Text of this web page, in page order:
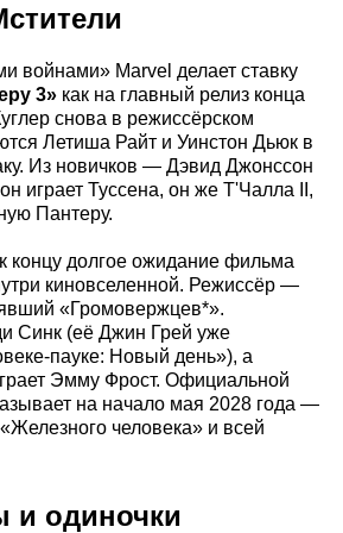
войнами» Marvel делает ставку
3» как на главный релиз конца
снова в режиссёрском
Летиша Райт и Уинстон Дьюк в
Из новичков — Дэвид Джонссон
играет Туссена, он же Т'Чалла II,
Пантеру.
концу долгое ожидание фильма
киновселенной. Режиссёр —
«Громовержцев*».
Синк (её Джин Грей уже
пауке: Новый день»), а
Эмму Фрост. Официальной
на начало мая 2028 года —
человека» и всей
одиночки